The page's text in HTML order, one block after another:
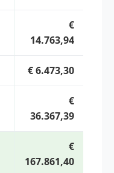
€
14.763,94
€ 6.473,30
€
36.367,39
€
167.861,40